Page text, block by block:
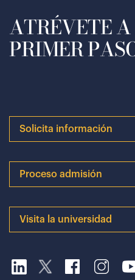
ATRÉVETE
PRIMER
Solicita información
Proceso admisión
Visita la universidad